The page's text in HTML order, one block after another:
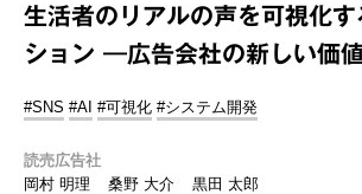
生活者のリアルの声を可視化
ション ―広告会社の新しい価
#SNS #AI #可視化 #システム開発
読売広告社
岡村 明理
桑野 大介 黒田 太郎